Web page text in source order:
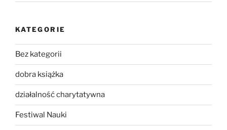
KATEGORIE
Bez kategorii
dobra książka
działalność charytatywna
Festiwal Nauki